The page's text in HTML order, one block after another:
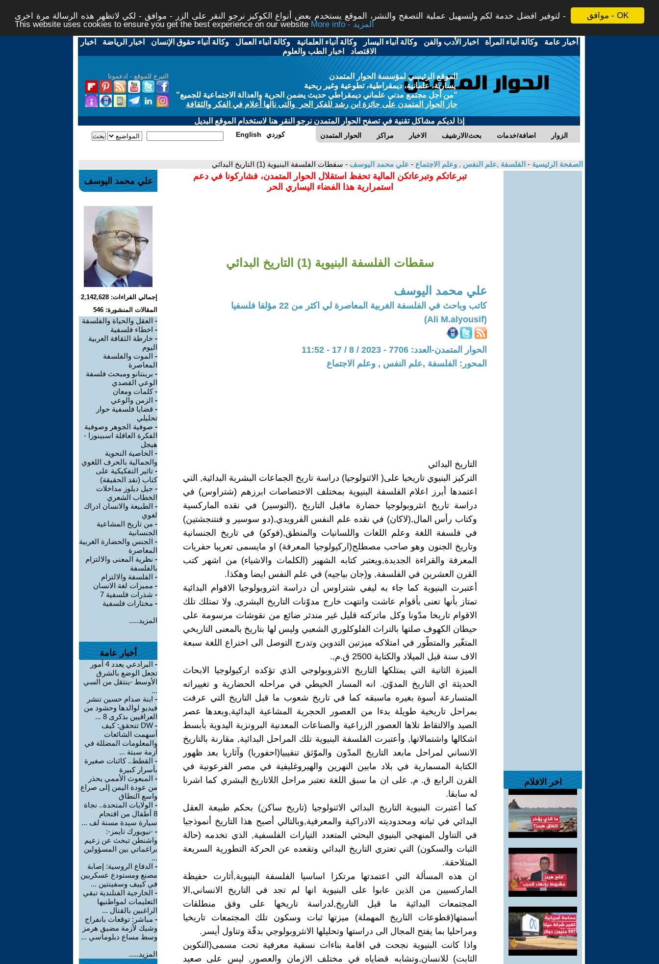
موافق - OK
لتوفير افضل خدمة لكم ولتسهيل عملية التصفح والنشر، الموقع يستخدم بعض أنواع الكوكيز نرجو النقر على الزر - موافق - لكي لاتظهر هذه الرسالة مرة اخرى -
This website uses cookies to ensure you get the best experience on our website
More info - المزيد
أخبار عامة -وكالة أنباء المرأة - اخبار الأدب والفن -وكالة أنباء اليسار -وكالة أنباء العلمانية -وكالة أنباء العمال -وكالة أنباء حقوق الإنسان - اخبار الرياضة - اخبار
الاقتصاد - اخبار الطب والعلوم
التبرع للموقع - ادعمونا
الموقع الرئيسي لمؤسسة الحوار المتمدن
يسارية، علمانية، ديمقراطية، تطوعية وغير ربحية
"من أجل مجتمع مدني علماني ديمقراطي حديث يضمن الحرية والعدالة الاجتماعية للجميع"
حاز الحوار المتمدن على جائزة ابن رشد للفكر الحر والتى نالها أعلام في الفكر والثقافة
إذا لديكم مشاكل تقنية في تصفح الحوار المتمدن نرجو النقر هنا لاستخدام الموقع البديل
الحوار المتمدن مراكز الاخبار بحث/الارشيف اضافة/خدمات الزوار English كوردي
الصفحة الرئيسية - الفلسفة ,علم النفس , وعلم الاجتماع - علي محمد اليوسف - سقطات الفلسفة البنيوية (1) التاريخ البدائي
اخر الافلام
تبرعاتكم وتبرعاتكن المالية تحفظ استقلال الحوار المتمدن، فشاركونا في دعم
استمرارية هذا الفضاء اليساري الحر
سقطات الفلسفة البنيوية (1) التاريخ البدائي
علي محمد اليوسف
كاتب وباحث في الفلسفة الغربية المعاصرة لي اكثر من 22 مؤلفا فلسفيا
(Ali M.alyousif)
الحوار المتمدن-العدد: 7706 - 2023 / 8 / 17 - 11:52
المحور: الفلسفة ,علم النفس , وعلم الاجتماع
التاريخ البدائي
التركيز البنيوي تاريخيا على( الاثنولوجيا) دراسة تاريخ الجماعات البشرية البدائية, التي
اعتمدها أبرز اعلام الفلسفة البنيوية بمختلف الاختصاصات ابرزهم (شتراوس) في
دراسة تاريخ انثروبولوجيا حضارة ماقبل التاريخ ,(التوسير) في نقده الماركسية
وكتاب رأس المال,(لاكان) في نقده علم النفس الفرويدي,(دو سوسير و فنتنجشتين)
في فلسفة اللغة وعلم اللغات واللسانيات والمنطق,(فوكو) في تاريخ الجنسانية
وتاريخ الجنون وهو صاحب مصطلح(اركيولوجيا المعرفة) او مايسمى تعريبا حفريات
المعرفة والقراءة الجديدة,ويعتبر كتابه الشهير (الكلمات والاشياء) من اشهر كتب
القرن العشرين في الفلسفة, و(جان بياجيه) في علم النفس ايضا وهكذا.
أعتبرت البنيوية كما جاء به ليفي شتراوس أن دراسة انثروبولوجيا الاقوام البدائية
تمتاز بأنها تعنى بأقوام عاشت وانتهت خارج مدوّنات التاريخ البشري, ولا تمتلك تلك
الاقوام تاريخا مدّونا وكل ماتركته قليل غير مندثر ضائع من نقوشات مرسومة على
حيطان الكهوف صلتها بالتراث الفلوكلوري الشعبي وليس لها بتاريخ بالمعنى التاريخي
المتغّير والمتطّور في امتلاكه ميزتين التدوين وتدرج التوصل الى اختراع اللغة سبعة
الاف سنة قبل الميلاد والكتابة 2500 ق.م,.
الميزة الثانية التي يمتلكها التاريخ الانثروبولوجي الذي تؤكده اركيولوجيا الابحاث
الحديثة اي التاريخ المدوّن. انه المسار الخيطي في مراحله الحضارية و تغييراته
المتسارعة أسوة بغيره ماسبقه كما في تاريخ شعوب ما قبل التاريخ التي عرفت
بمراحل تاريخية طويلة بدءا من العصور الحجرية المشاعية البدائية,وبعدها عصر
الصيد والالتقاط تلاها العصور الزراعية والصناعات المعدنية البرونزية اليدوية بأبسط
اشكالها واشتمالاتها, وأعتبرت الفلسفة البنيوية تلك المراحل البدائية, مقارنة بالتاريخ
الانساني لمراحل مابعد التاريخ المدّون والموّثق تنقيبيا(احفوريا) وآثاريا بعد ظهور
الكتابة المسمارية في بلاد مابين النهرين والهيروغليفية في مصر الفرعونية في
القرن الرابع ق. م, على ان ما سبق اللغة تعتبر مراحل اللاتاريخ البشري كما اشرنا
له سابقا.
كما أعتبرت البنيوية التاريخ البدائي الاثنولوجيا (تاريخ ساكن) بحكم طبيعة العقل
البدائي في ثباته ومحدوديته الادراكية والمعرفية,وبالتالي أصبح هذا التاريخ أنموذجيا
في التناول المنهجي البنيوي البحثي المتعدد التيارات الفلسفية, الذي تخدمه (حالة
الثبات والسكون) التي تعتري التاريخ البدائي وتقعده عن الحركة التطورية السريعة
المتلاحقة.
ان هذه المسألة التي اعتمدتها مرتكزا اساسيا الفلسفة البنيوية,أثارت حفيظة
الماركسيين من الذين عابوا على البنيوية انها لم تجد في التاريخ الانساني,الا
المجتمعات البدائية ما قبل التاريخ,لدراسة تاريخها على وفق منطلقات
أسمتها(قطوعات التاريخ المهملة) ميزتها ثبات وسكون تلك المجتمعات تاريخيا
ومراحليا بما يفتح المجال الى دراستها وتحليلها الانثروبولوجي بدقّة وتناول أيسر.
واذا كانت البنيوية نجحت في اقامة بناءات نسقية معرفية تحت مسمى(التكوين
الثابت) للانسان,وتشابه قضاياه في مختلف الازمان والعصور, ليس على صعيد
علي محمد اليوسف
إجمالي القراءات: 2,142,628
المقالات المنشورة: 546
- العقل والحياة والفلسفة
- اخطاء فلسفية
- خارطة الثقافة العربية
اليوم
- الموت والفلسفة
المعاصرة
- برينتانو ومبحث فلسفة
الوعي القصدي
-كلمات ومعان
- الزمن والوعي
- قضايا فلسفية حوار
تحليلي
- صوفية الجوهر وصوفية
الفكرة العاقلة اسبينوزا -
هيجل
- الخاصية النحوية
والجمالية بالحرف اللغوي
- تاثير التفكيكية على
كتاب (نقد الحقيقة)
- جيل ديلوز مداخلات
الخطاب الشعري
- الطبيعة والانسان ادراك
لغوي
- من تاريخ المشاعية
الجنسانية
- الجنس والحضارة الغربية
المعاصرة
- نظرية المعنى والالتزام
بالفلسفة
- الفلسفة والالتزام
- مميزات لغة الانسان
- شذرات فلسفية 7
- مختارات فلسفية
المزيد.....
أخبار عامة
-
البرادعي يعدد 4 أمور
تجعل الوضع بالشرق
الأوسط -ينتقل من السي
...
- ابنة صدام حسين تنشر
فيديو لوالدها وحشود من
العراقيين بذكرى 8 ...
-
DW تتحقق: كيف
أسهمت الشائعات
والمعلومات المضللة في
أزمة سبتة ...
- القطط.. كائنات صغيرة
بأسرار كبيرة
- المبعوث الأممي يحذر
من عودة اليمن إلى صراع
واسع النطاق
- الولايات المتحدة.. نجاة
8 أطفال من اقتحام
سيارة سيدة مسنة لف ...
- -نيويورك تايمز-:
واشنطن تبحث عن زعيم
براغماتي بين المسؤولين
...
- الدفاع الروسية: إصابة
مصنع ومستودع عسكريين
في كييف وسفينتين ...
- الخارجية الفنلندية تبقي
التعليمات لمواطنيها
الراغبين بالقتال ...
- مباشر: توقعات بانفراج
وشيك لأزمة مضيق هرمز
وسط مساع دبلوماسي ...
المزيد.....